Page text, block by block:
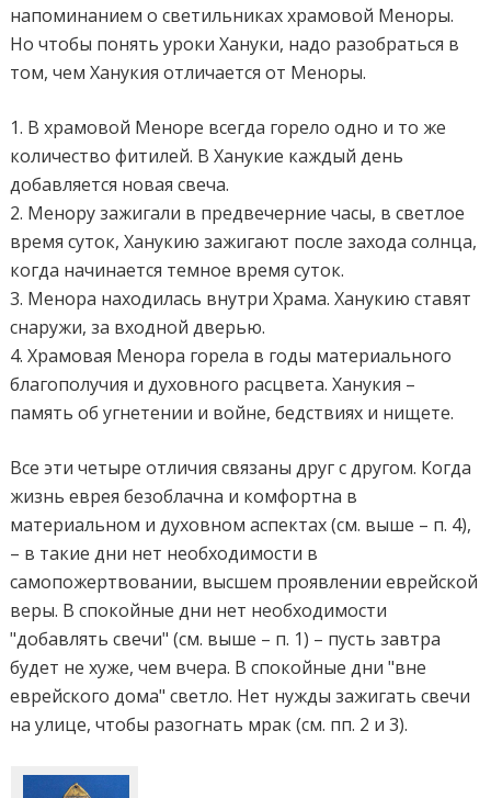
напоминанием о светильниках храмовой Меноры.
Но чтобы понять уроки Хануки, надо разобраться в
том, чем Ханукия отличается от Меноры.
1. В храмовой Меноре всегда горело одно и то же
количество фитилей. В Ханукие каждый день
добавляется новая свеча.
2. Менору зажигали в предвечерние часы, в светлое
время суток, Ханукию зажигают после захода солнца,
когда начинается темное время суток.
3. Менора находилась внутри Храма. Ханукию ставят
снаружи, за входной дверью.
4. Храмовая Менора горела в годы материального
благополучия и духовного расцвета. Ханукия –
память об угнетении и войне, бедствиях и нищете.
Все эти четыре отличия связаны друг с другом. Когда
жизнь еврея безоблачна и комфортна в
материальном и духовном аспектах (см. выше – п. 4),
– в такие дни нет необходимости в
самопожертвовании, высшем проявлении еврейской
веры. В спокойные дни нет необходимости
"добавлять свечи" (см. выше – п. 1) – пусть завтра
будет не хуже, чем вчера. В спокойные дни "вне
еврейского дома" светло. Нет нужды зажигать свечи
на улице, чтобы разогнать мрак (см. пп. 2 и 3).